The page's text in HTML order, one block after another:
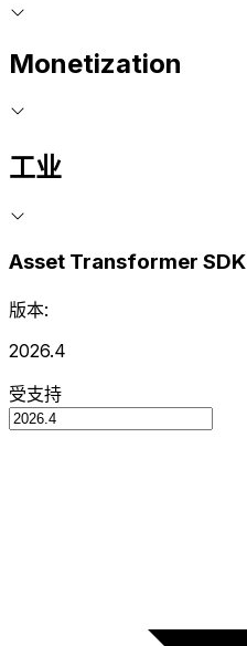
Monetization
工业
Asset Transformer SDK
版本:
2026.4
受支持